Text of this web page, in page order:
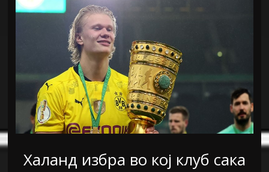
Халанд избра во кој клуб сака